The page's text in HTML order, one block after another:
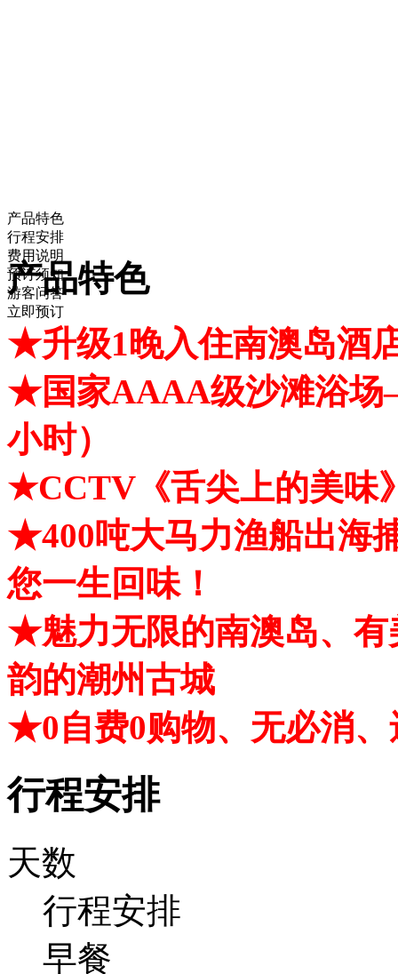
产品特色
行程安排
费用说明
预订须知
游客问答
立即预订
产品特色
★升级1晚入住南澳岛酒
★国家AAAA级沙滩浴
小时）
★CCTV《舌尖上的美
★400吨大马力渔船出海
您一生回味！
★魅力无限的南澳岛、有
韵的潮州古城
★0自费0购物、无必消、
行程安排
天数
行程安排
早餐